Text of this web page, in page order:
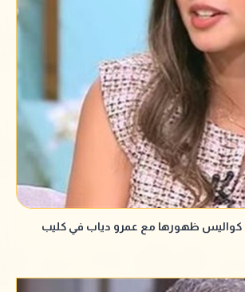
ظهورها مع عمرو دياب في كليب